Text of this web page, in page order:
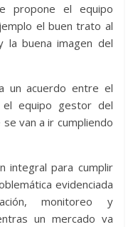
propone el equipo
el buen trato al
la buena imagen del
un acuerdo entre el
el equipo gestor del
van a ir cumpliendo
integral para cumplir
evidenciada
monitoreo y
un mercado va